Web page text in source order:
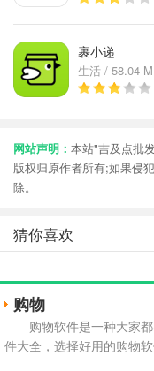
裹小递
生活 / 58.04
网站声明： 本站"吉及点批
版权归原作者所有;如果侵
除。
猜你喜欢
购物
购物软件是一种大家
件大全，选择好用的购物软